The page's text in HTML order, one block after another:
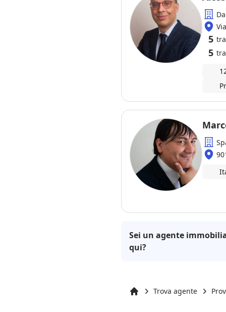
5
5
Sei un agente
qui?
Trova agente